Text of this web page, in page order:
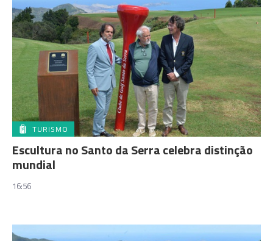
TURISMO
Escultura no Santo da Serra celebra distinção
mundial
16:56